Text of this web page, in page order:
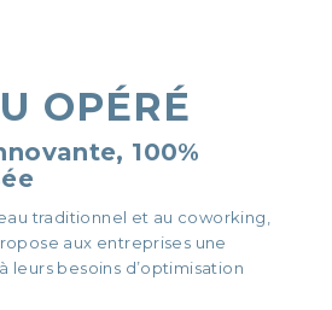
OPÉRÉ
100%
traditionnel et au coworking,
aux entreprises une
leurs besoins d’optimisation